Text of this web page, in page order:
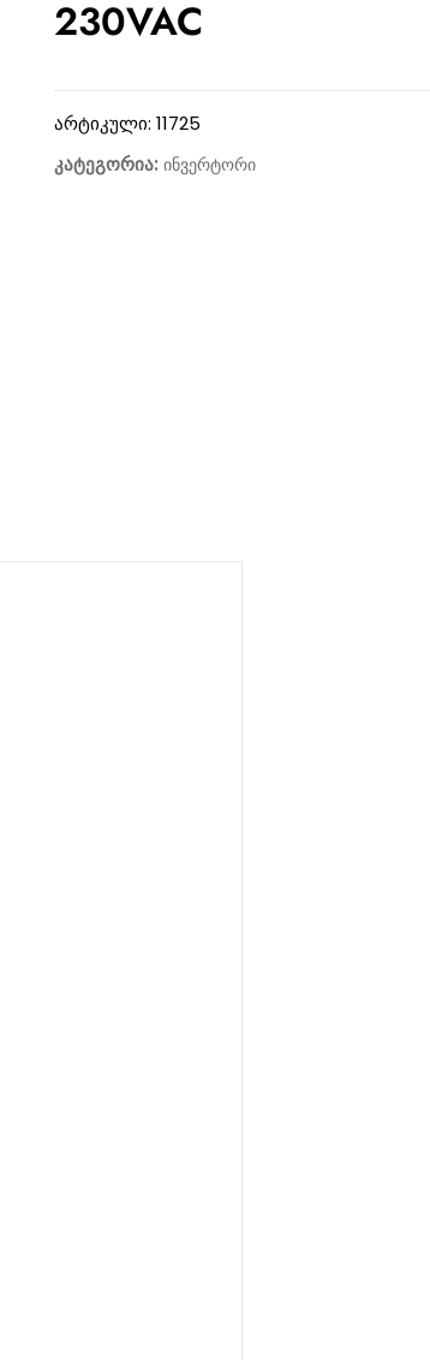
230VAC
არტიკული: 11725
კატეგორია: ინვერტორი